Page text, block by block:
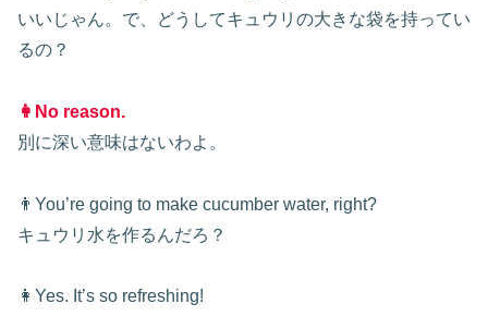
いいじゃん。で、どうしてキュウリの大きな袋を持ってい
るの？
👩No reason.
別に深い意味はないわよ。
👨You’re going to make cucumber water, right?
キュウリ水を作るんだろ？
👩Yes. It’s so refreshing!